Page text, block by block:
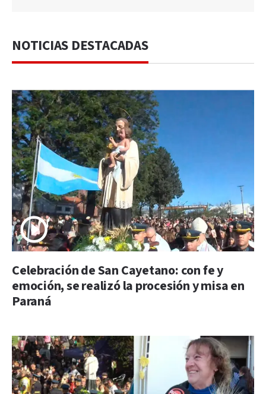
NOTICIAS DESTACADAS
Celebración de San Cayetano: con fe y
emoción, se realizó la procesión y misa en
Paraná